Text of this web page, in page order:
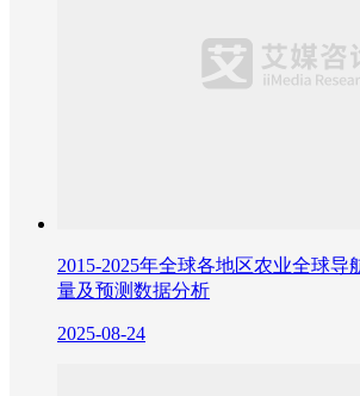
2015-2025年全球各地区农业全球
量及预测数据分析
2025-08-24